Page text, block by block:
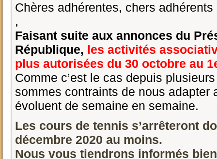
Chères adhérentes, chers adhérents
,
Faisant suite aux annonces du
République, les activités
plus autorisées du 30 octobre au
Comme c’est le cas depuis
sommes contraints de nous adapter
évoluent de semaine en semaine.
Les cours de tennis s’arrêteront
décembre 2020 au moins.
Nous vous tiendrons informés